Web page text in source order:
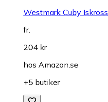
Westmark Cuby Iskross
fr.
204 kr
hos Amazon.se
+5 butiker